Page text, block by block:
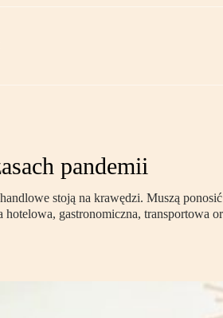
pandemii
stoją na krawędzi. Muszą
gastronomiczna, transportowa